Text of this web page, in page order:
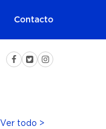
Contacto
Ver todo >